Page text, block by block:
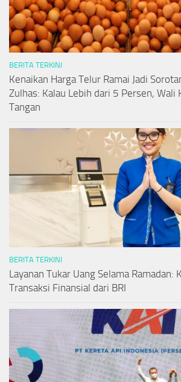
BERITA TERKINI
Kenaikan Harga Telur Ramai Jadi
Zulhas: Kalau Lebih dari 5 Persen, Wali
Tangan
BERITA TERKINI
Layanan Tukar Uang Selama Ramadan:
Transaksi Finansial dari BRI